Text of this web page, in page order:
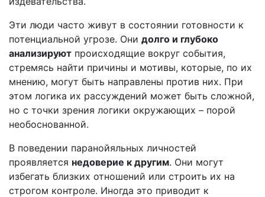
Эти люди часто живут в состоянии готовности к
потенциальной угрозе. Они долго и глубоко
анализируют происходящие вокруг события,
стремясь найти причины и мотивы, которые, по их
мнению, могут быть направлены против них. При
этом логика их рассуждений может быть сложной,
но с точки зрения логики окружающих – порой
необоснованной.
В поведении паранойяльных личностей
проявляется недоверие к другим. Они могут
избегать близких отношений или строить их на
строгом контроле. Иногда это приводит к